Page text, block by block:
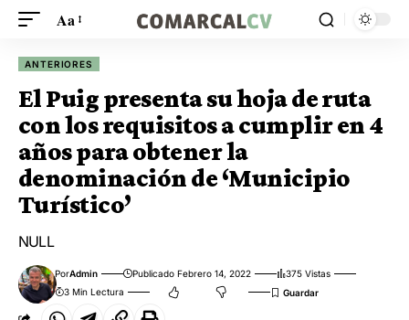
Aa
ANTERIORES
El Puig presenta su hoja de ruta
con los requisitos a cumplir en 4
años para obtener la
denominación de ‘Municipio
Turístico’
NULL
PorAdmin Publicado Febrero 14, 2022
375 Vistas
3 Min Lectura